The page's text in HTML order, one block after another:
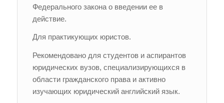
Федерального закона о введении ее в
действие.
Для практикующих юристов.
Рекомендовано для студентов и аспирантов
юридических вузов, специализирующихся в
области гражданского права и активно
изучающих юридический английский язык.